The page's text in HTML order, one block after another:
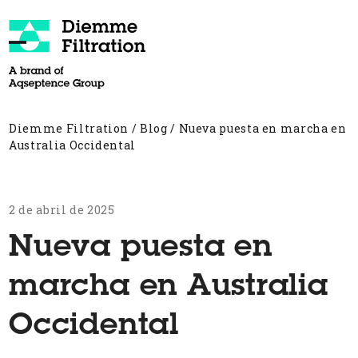
to
content
mobile
mobile
Diemme Filtration /Blog / Nueva puesta en marcha en
Australia Occidental
2 de abril de 2025
Nueva puesta en
marcha en Australia
Occidental